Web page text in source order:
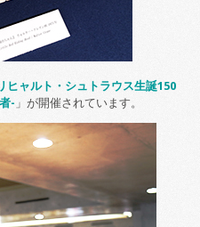
ヒャルト・シュトラウス生誕150
- 」が開催されています。